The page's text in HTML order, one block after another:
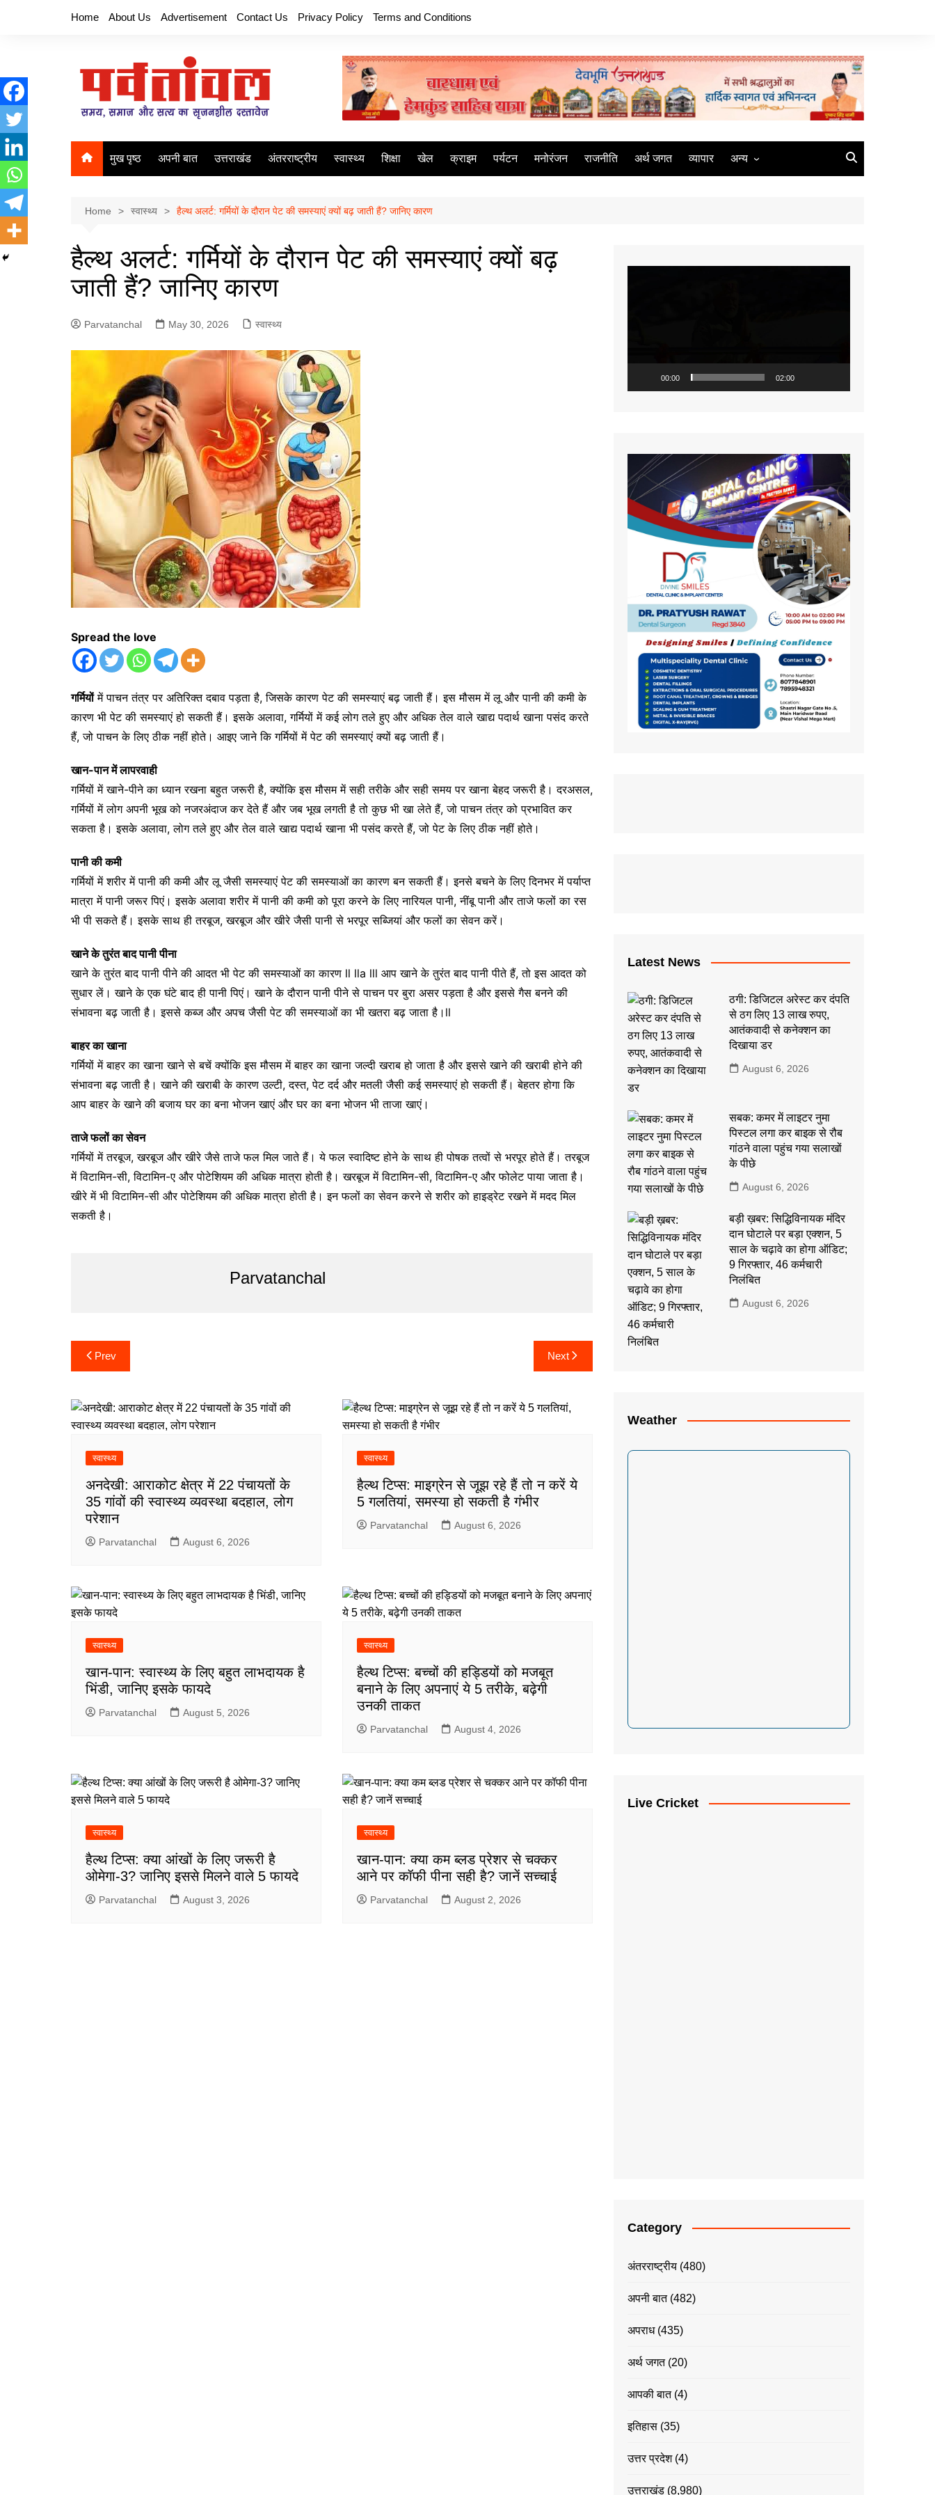
Home About Us Advertisement Contact Us Privacy Policy Terms and Conditions
मुख पृष्ठ अपनी बात उत्तराखंड अंतरराष्ट्रीय स्वास्थ्य शिक्षा खेल क्राइम पर्यटन मनोरंजन राजनीति अर्थ जगत व्यापार अन्य
सामयिकी
समाज
विमर्श
विज्ञान
वन्य जीव
महिला संसार
जीवन
कला
इतिहास
Home स्वास्थ्य हैल्थ अलर्ट: गर्मियों के दौरान पेट की समस्याएं क्यों बढ़ जाती हैं? जानिए कारण
हैल्थ अलर्ट: गर्मियों के दौरान पेट की समस्याएं क्यों बढ़
जाती हैं? जानिए कारण
Parvatanchal May 30, 2026 स्वास्थ्य
Spread the love
गर्मियोंमें पाचन तंत्र पर अतिरिक्त दबाव पड़ता है, जिसके कारण पेट की समस्याएं बढ़ जाती हैं। इस मौसम में लू और पानी की कमी के
कारण भी पेट की समस्याएं हो सकती हैं। इसके अलावा, गर्मियों में कई लोग तले हुए और अधिक तेल वाले खाद्य पदार्थ खाना पसंद करते
हैं, जो पाचन के लिए ठीक नहीं होते। आइए जाने कि गर्मियों में पेट की समस्याएं क्यों बढ़ जाती हैं।
खान-पान में लापरवाही
गर्मियों में खाने-पीने का ध्यान रखना बहुत जरूरी है, क्योंकि इस मौसम में सही तरीके और सही समय पर खाना बेहद जरूरी है। दरअसल,
गर्मियों में लोग अपनी भूख को नजरअंदाज कर देते हैं और जब भूख लगती है तो कुछ भी खा लेते हैं, जो पाचन तंत्र को प्रभावित कर
सकता है। इसके अलावा, लोग तले हुए और तेल वाले खाद्य पदार्थ खाना भी पसंद करते हैं, जो पेट के लिए ठीक नहीं होते।
पानी की कमी
गर्मियों में शरीर में पानी की कमी और लू जैसी समस्याएं पेट की समस्याओं का कारण बन सकती हैं। इनसे बचने के लिए दिनभर में पर्याप्त
मात्रा में पानी जरूर पिएं। इसके अलावा शरीर में पानी की कमी को पूरा करने के लिए नारियल पानी, नींबू पानी और ताजे फलों का रस
भी पी सकते हैं। इसके साथ ही तरबूज, खरबूज और खीरे जैसी पानी से भरपूर सब्जियां और फलों का सेवन करें।
खाने के तुरंत बाद पानी पीना
खाने के तुरंत बाद पानी पीने की आदत भी पेट की समस्याओं का कारण ll lla lll आप खाने के तुरंत बाद पानी पीते हैं, तो इस आदत को
सुधार लें। खाने के एक घंटे बाद ही पानी पिएं। खाने के दौरान पानी पीने से पाचन पर बुरा असर पड़ता है और इससे गैस बनने की
संभावना बढ़ जाती है। इससे कब्ज और अपच जैसी पेट की समस्याओं का भी खतरा बढ़ जाता है।ll
बाहर का खाना
गर्मियों में बाहर का खाना खाने से बचें क्योंकि इस मौसम में बाहर का खाना जल्दी खराब हो जाता है और इससे खाने की खराबी होने की
संभावना बढ़ जाती है। खाने की खराबी के कारण उल्टी, दस्त, पेट दर्द और मतली जैसी कई समस्याएं हो सकती हैं। बेहतर होगा कि
आप बाहर के खाने की बजाय घर का बना भोजन खाएं और घर का बना भोजन भी ताजा खाएं।
ताजे फलों का सेवन
गर्मियों में तरबूज, खरबूज और खीरे जैसे ताजे फल मिल जाते हैं। ये फल स्वादिष्ट होने के साथ ही पोषक तत्वों से भरपूर होते हैं। तरबूज
में विटामिन-सी, विटामिन-ए और पोटेशियम की अधिक मात्रा होती है। खरबूज में विटामिन-सी, विटामिन-ए और फोलेट पाया जाता है।
खीरे में भी विटामिन-सी और पोटेशियम की अधिक मात्रा होती है। इन फलों का सेवन करने से शरीर को हाइड्रेट रखने में मदद मिल
सकती है।
Parvatanchal
Post
navigation
Prev Next
स्वास्थ्य
अनदेखी: आराकोट क्षेत्र में 22 पंचायतों के
35 गांवों की स्वास्थ्य व्यवस्था बदहाल, लोग
परेशान
Parvatanchal August 6, 2026
स्वास्थ्य
हैल्थ टिप्स: माइग्रेन से जूझ रहे हैं तो न करें ये
5 गलतियां, समस्या हो सकती है गंभीर
Parvatanchal August 6, 2026
स्वास्थ्य
खान-पान: स्वास्थ्य के लिए बहुत लाभदायक है
भिंडी, जानिए इसके फायदे
Parvatanchal August 5, 2026
स्वास्थ्य
हैल्थ टिप्स: बच्चों की हड्डियों को मजबूत
बनाने के लिए अपनाएं ये 5 तरीके, बढ़ेगी
उनकी ताकत
Parvatanchal August 4, 2026
स्वास्थ्य
हैल्थ टिप्स: क्या आंखों के लिए जरूरी है
ओमेगा-3? जानिए इससे मिलने वाले 5 फायदे
Parvatanchal August 3, 2026
स्वास्थ्य
खान-पान: क्या कम ब्लड प्रेशर से चक्कर
आने पर कॉफी पीना सही है? जानें सच्चाई
Parvatanchal August 2, 2026
00:00 02:00
Latest News
ठगी: डिजिटल अरेस्ट कर दंपति
से ठग लिए 13 लाख रुपए,
आतंकवादी से कनेक्शन का
दिखाया डर
August 6, 2026
सबक: कमर में लाइटर नुमा
पिस्टल लगा कर बाइक से रौब
गांठने वाला पहुंच गया सलाखों
के पीछे
August 6, 2026
बड़ी ख़बर: सिद्धिविनायक मंदिर
दान घोटाले पर बड़ा एक्शन, 5
साल के चढ़ावे का होगा ऑडिट;
9 गिरफ्तार, 46 कर्मचारी
निलंबित
August 6, 2026
Weather
Live Cricket
Category
अंतरराष्ट्रीय (480)
अपनी बात(482)
अपराध(435)
अर्थ जगत(20)
आपकी बात(4)
इतिहास (35)
उत्तर प्रदेश(4)
उत्तराखंड (8,980)